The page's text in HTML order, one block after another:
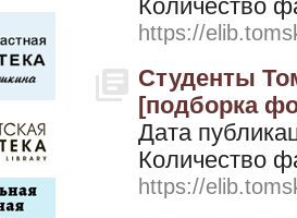
Количество
https://
Студенты
[подборка
Дата
Количество
https://